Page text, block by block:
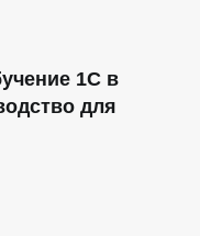
1С в
для